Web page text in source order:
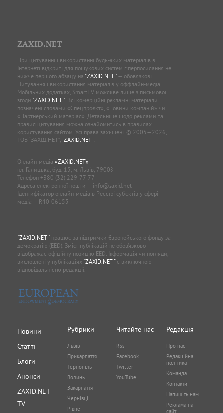
ZAXID.NET
При цитуванні і використанні будь-яких матеріалів в
Інтернеті відкриті для пошукових систем гіперпосилання не
нижче першого абзацу на "ZAXID.NET "— обов’язкові.
Цитування і використання матеріалів у оффлайн-медіа,
Мобільних додатках, SmartTV можливе лише з письмової
згоди "ZAXID.NET ". Всі комерційні рекламні матеріали
позначені словами «Спецпроєкт», «Новини компаній» чи
«Партнерський матеріал». Детальніше щодо реклами та
правил цитування можна ознайомитись в правилах
користування сайтом. Усі права захищені. © 2005—2026,
ТОВ “ЗАХІД.НЕТ”, "ZAXID.NET ".
Онлайн-медіа «ZAXID.NET»
пл. Галицька, буд. 15, м. Львів, 79008
Телефон +380 (32) 229-77-77
Адреса електронної пошти — info@zaxid.net
Ідентифікатор онлайн-медіа в Реєстрі суб'єктів у сфері
медіа — R40-06155
"ZAXID.NET "працює за підтримки Європейського фонду за
демократію (EED). Зміст публікацій не обов’язково
відображає офіційну позицію EED. Інформація чи погляди,
висловлені у публікаціях "ZAXID.NET "є виключною
відповідальністю редакції.
Новини
Статті
Блоги
Анонси
ZAXID.NET
TV
Рубрики
Львів
Прикарпаття
Тернопіль
Волинь
Закарпаття
Чернівці
Рівне
Читайте нас
Rss
Facebook
Twitter
YouTube
Редакція
Про нас
Редакційна
політика
Команда
Контакти
Напишіть нам
Реклама на
сайті